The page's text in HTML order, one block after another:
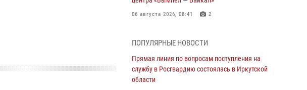
06 августа 2026, 08:41 2
Росгвардии по Иркутской области по самбо
05 августа 2026, 07:44 4
Военнослужащий Росгвардии из Иркутска
ПОПУЛЯРНЫЕ НОВОСТИ
Прямая линия по вопросам поступления на
службу в Росгвардию состоялась в Иркутской
области